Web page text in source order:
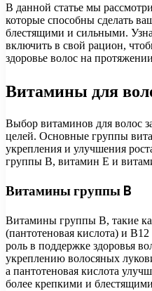
В данной статье мы
которые способны сделать
блестящими и сильными.
включить в свой рацион,
здоровье волос на
Витамины для
Выбор витаминов для волос
целей. Основные группы
укрепления и улучшения
группы B, витамин E и
Витамины группы B
Витамины группы B, такие
(пантотеновая кислота) и
роль в поддержке здоровья
укреплению волосяных
а пантотеновая кислота
более крепкими и